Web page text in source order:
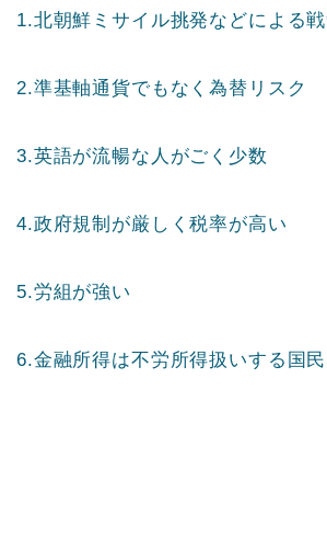
1.北朝鮮ミサイル挑発などによる
2.準基軸通貨でもなく為替リスク
3.英語が流暢な人がごく少数
4.政府規制が厳しく税率が高い
5.労組が強い
6.金融所得は不労所得扱いする国